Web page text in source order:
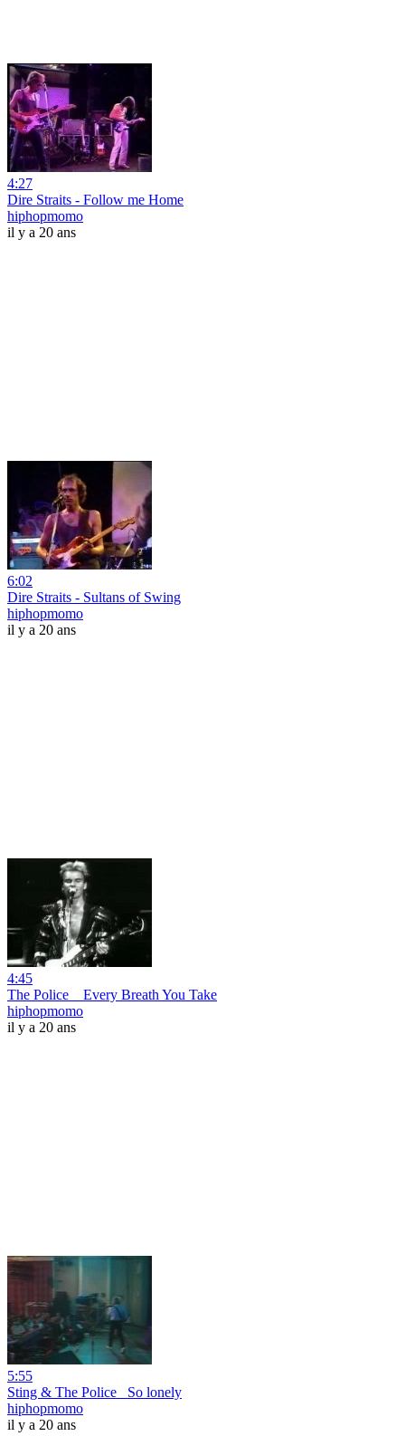
4:27
Dire Straits - Follow me Home
hiphopmomo
il y a 20 ans
6:02
Dire Straits - Sultans of Swing
hiphopmomo
il y a 20 ans
4:45
The Police _ Every Breath You Take
hiphopmomo
il y a 20 ans
5:55
Sting & The Police _So lonely
hiphopmomo
il y a 20 ans